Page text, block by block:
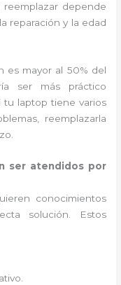
reemplazar depende
reparación y la edad
es mayor al 50% del
ser más práctico
tu laptop tiene varios
reemplazarla
ser atendidos por
conocimientos
solución. Estos